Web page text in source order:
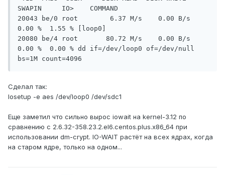
SWAPIN     IO>    COMMAND
20043 be/0 root        6.37 M/s    0.00 B/s
0.00 %  1.55 % [loop0]
20080 be/4 root       80.72 M/s    0.00 B/s
0.00 %  0.00 % dd if=/dev/loop0 of=/dev/null
Сделал так:
losetup -e aes /dev/loop0 /dev/sdc1
Еще заметил что сильно вырос iowait на kernel-3.12 по
сравнению с 2.6.32-358.23.2.el6.centos.plus.x86_64 при
использовании dm-crypt. IO-WAIT растёт на всех ядрах, когда
на старом ядре, только на одном...